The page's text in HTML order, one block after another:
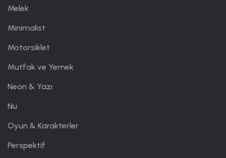
Melek
Minimalist
Motorsiklet
Mutfak ve Yemek
Neon & Yazı
Nu
Oyun & Karakterler
Perspektif